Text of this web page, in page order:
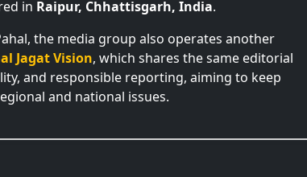
in Raipur, Chhattisgarh, India.
the media group also operates another
Jagat Vision, which shares the same editorial
and responsible reporting, aiming to keep
and national issues.